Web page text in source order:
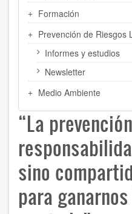
Formación
Prevención de Riesgos
Informes y estudios
Newsletter
Medio Ambiente
“La
sino
para